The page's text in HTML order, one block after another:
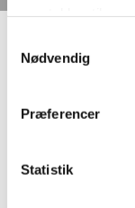
Nødvendig
Præferencer
Statistik
Asmildvej var
af 1970’erne
og Røddingvej.